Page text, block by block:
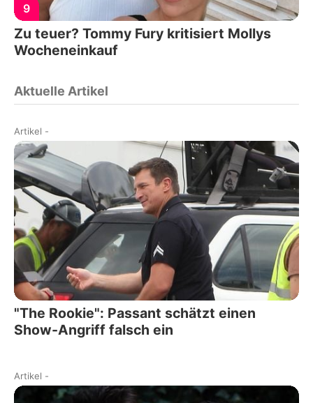
9
Zu teuer? Tommy Fury kritisiert Mollys
Wocheneinkauf
Aktuelle Artikel
Artikel -
"The Rookie": Passant schätzt einen
Show-Angriff falsch ein
Artikel -